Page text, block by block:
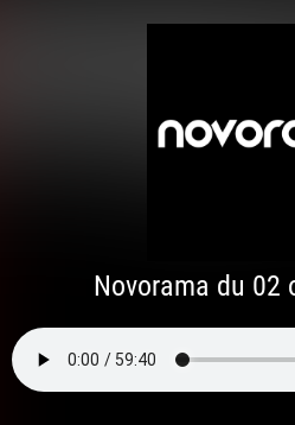
Novorama du 02